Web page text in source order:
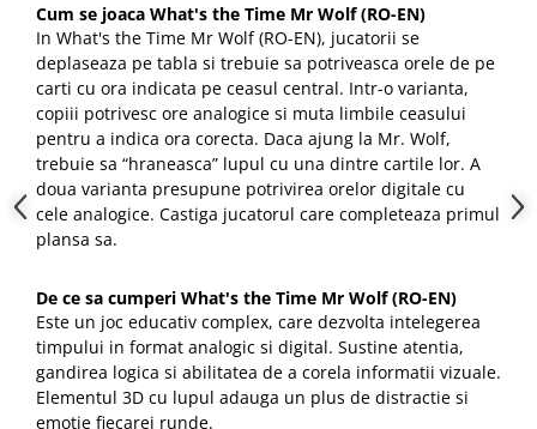
Cum se joaca What's the Time Mr Wolf (RO-EN)
In What's the Time Mr Wolf (RO-EN), jucatorii se
deplaseaza pe tabla si trebuie sa potriveasca orele de pe
carti cu ora indicata pe ceasul central. Intr-o varianta,
copiii potrivesc ore analogice si muta limbile ceasului
pentru a indica ora corecta. Daca ajung la Mr. Wolf,
trebuie sa “hraneasca” lupul cu una dintre cartile lor. A
doua varianta presupune potrivirea orelor digitale cu
cele analogice. Castiga jucatorul care completeaza primul
plansa sa.
De ce sa cumperi What's the Time Mr Wolf (RO-EN)
Este un joc educativ complex, care dezvolta intelegerea
timpului in format analogic si digital. Sustine atentia,
gandirea logica si abilitatea de a corela informatii vizuale.
Elementul 3D cu lupul adauga un plus de distractie si
emotie fiecarei runde.